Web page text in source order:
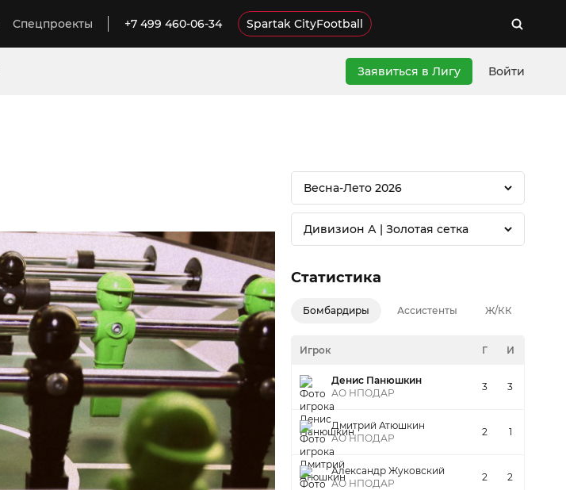
Спецпроекты +7 499 460-06-34 Spartak CityFootball
Заявиться в Лигу Войти
Весна-Лето 2026
Дивизион А | Золотая сетка
Статистика
Бомбардиры Ассистенты Ж/КК
Игрок Г И
Денис Панюшкин
АО НПОДАР
3 3
Дмитрий Атюшкин
АО НПОДАР
2 1
Александр Жуковский
АО НПОДАР
2 2